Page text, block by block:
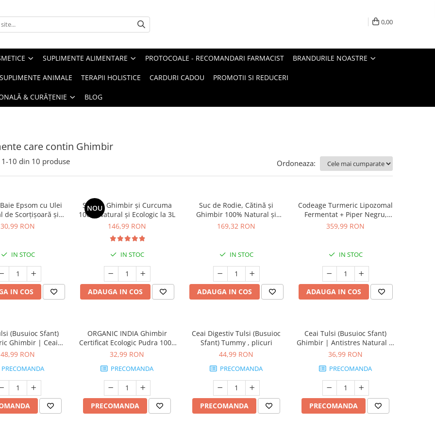
0,00
SUPLIMENTE ALIMENTARE PROTOCOALE - RECOMANDARI FARMACIST BRANDURILE NOASTRE
ANIMALE TERAPII HOLISTICE CARDURI CADOU PROMOTII SI REDUCERI
& CURĂȚENIE BLOG
care contin Ghimbir
1-10 din 10 produse Ordoneaza:
Epsom cu Ulei
de Scorțișoară și
1 KG – Energie,
30,99 RON
IN STOC
IN COS
NOU
Suc de Ghimbir și Curcuma
100% Natural și Ecologic la 3L
146,99 RON
IN STOC
ADAUGA IN COS
Suc de Rodie, Cătină și
Ghimbir 100% Natural și
Ecologic la 3 litri
169,32 RON
IN STOC
ADAUGA IN COS
Codeage Turmeric Lipozomal
Fermentat + Piper Negru,
Curcumin Si Ghimbir, 90 Cps
359,99 RON
IN STOC
ADAUGA IN COS
(Busuioc Sfant)
Ghimbir | Ceai
Antistres &
48,99 RON
PRECOMANDA
ORGANIC INDIA Ghimbir
Certificat Ecologic Pudra 100g
| Fără Gluten
32,99 RON
PRECOMANDA
PRECOMANDA
Ceai Digestiv Tulsi (Busuioc
Sfant) Tummy , plicuri
44,99 RON
PRECOMANDA
PRECOMANDA
Ceai Tulsi (Busuioc Sfant)
Ghimbir | Antistres Natural si
Revigorant, plicuri
36,99 RON
PRECOMANDA
PRECOMANDA